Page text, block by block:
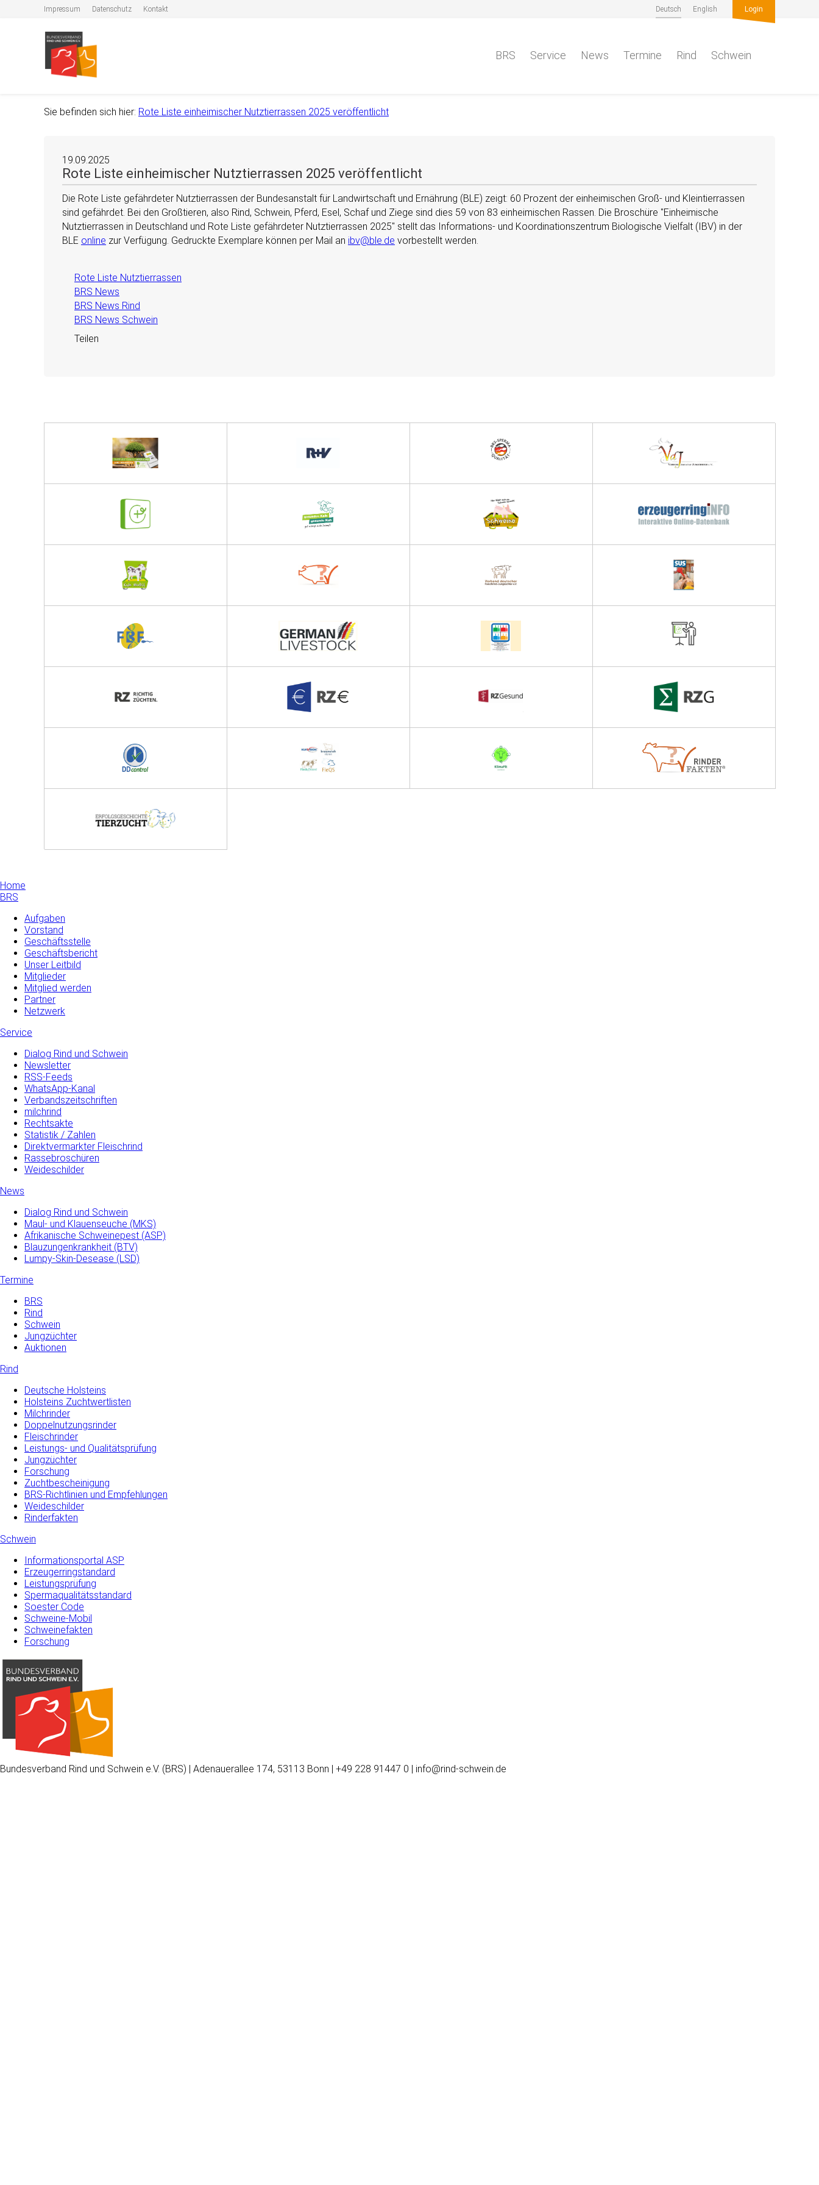
Impressum Datenschutz Kontakt Deutsch English Login
BRS Service News Termine Rind Schwein
Sie befinden sich hier: Rote Liste einheimischer Nutztierrassen 2025 veröffentlicht
19.09.2025
Rote Liste einheimischer Nutztierrassen 2025 veröffentlicht
Die Rote Liste gefährdeter Nutztierrassen der Bundesanstalt für Landwirtschaft und Ernährung (BLE) zeigt: 60 Prozent der einheimischen Groß- und Kleintierrassen
sind gefährdet. Bei den Großtieren, also Rind, Schwein, Pferd, Esel, Schaf und Ziege sind dies 59 von 83 einheimischen Rassen. Die Broschüre Einheimische
Nutztierrassen in Deutschland und Rote Liste gefährdeter Nutztierrassen 2025 stellt das Informations- und Koordinationszentrum Biologische Vielfalt (IBV) in der
BLE online zur Verfügung. Gedruckte Exemplare können per Mail an ibv@ble.de vorbestellt werden.
Rote Liste Nutztierrassen
BRS News
BRS News Rind
BRS News Schwein
Teilen
Home
BRS
Aufgaben
Vorstand
Geschäftsstelle
Geschäftsbericht
Unser Leitbild
Mitglieder
Mitglied werden
Partner
Netzwerk
Service
Dialog Rind und Schwein
Newsletter
RSS-Feeds
WhatsApp-Kanal
Verbandszeitschriften
milchrind
Rechtsakte
Statistik / Zahlen
Direktvermarkter Fleischrind
Rassebroschüren
Weideschilder
News
Dialog Rind und Schwein
Maul- und­ Klauenseuche­ (MKS)
Afrikanische Schweinepest (ASP)
Blauzungenkrankheit (BTV)
Lumpy-Skin-Desease (LSD)
Termine
BRS
Rind
Schwein
Jungzüchter
Auktionen
Rind
Deutsche Holsteins
Holsteins Zuchtwertlisten
Milchrinder
Doppelnutzungsrinder
Fleischrinder
Leistungs- und Qualitätsprüfung
Jungzüchter
Forschung
Zuchtbescheinigung
BRS-Richtlinien und Empfehlungen
Weideschilder
Rinderfakten
Schwein
Informationsportal ASP
Erzeugerringstandard
Leistungsprüfung
Spermaqualitätsstandard
Soester Code
Schweine-Mobil
Schweinefakten
Forschung
Bundesverband Rind und Schwein e.V. (BRS) | Adenauerallee 174, 53113 Bonn | +49 228 91447 0 | info@rind-schwein.de